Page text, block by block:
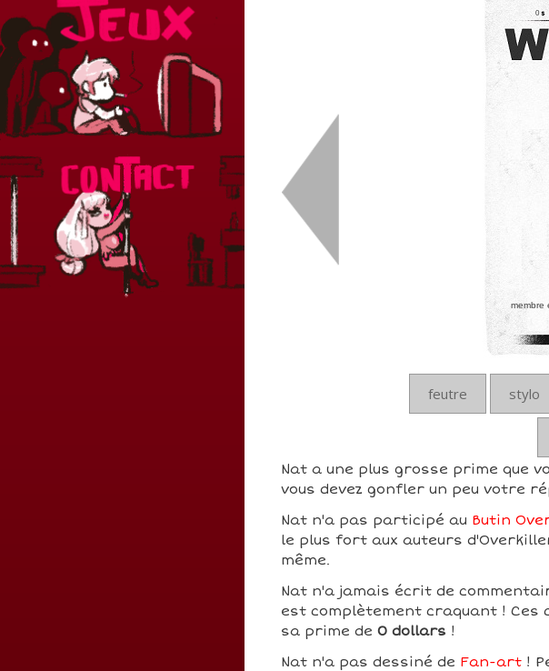
0
membre
feutre stylo
Nat a une plus grosse prime que
vous devez gonfler un peu votre
Nat n'a pas participé au Butin
le plus fort aux auteurs
même.
Nat n'a jamais écrit de
est complètement craquant ! Ces
sa prime de 0 dollars !
Nat n'a pas dessiné de Fan-art!